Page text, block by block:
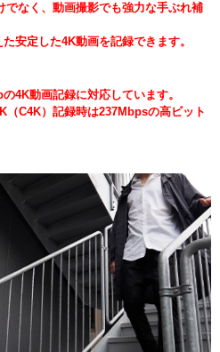
なく、動画撮影でも強力な手ぶれ補
安定した4K動画を記録できます。
4K動画記録に対応しています。
C4K）記録時は237Mbpsの高ビット